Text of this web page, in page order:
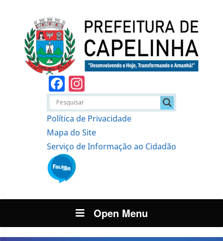
Facebook
Política de Privacidade
Mapa do Site
Serviço de Informação ao Cidadão
Open Menu